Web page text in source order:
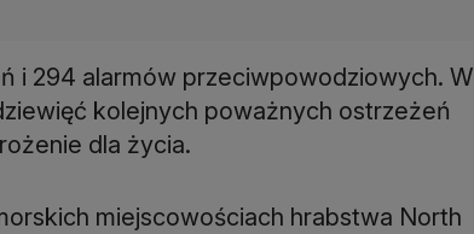
i 294 alarmów przeciwpowodziowych. W
kolejnych poważnych ostrzeżeń
dla życia.
miejscowościach hrabstwa North